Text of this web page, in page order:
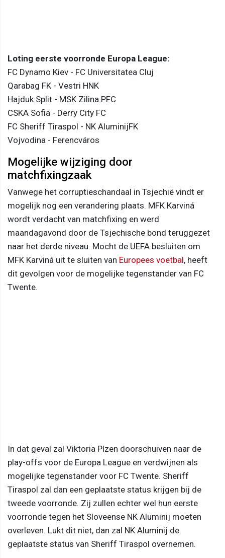
Loting eerste voorronde Europa League:
FC Dynamo Kiev - FC Universitatea Cluj
Qarabag FK - Vestri HNK
Hajduk Split - MSK Zilina PFC
CSKA Sofia - Derry City FC
FC Sheriff Tiraspol - NK AluminijFK
Vojvodina - Ferencváros
Mogelijke wijziging door
matchfixingzaak
Vanwege het corruptieschandaal in Tsjechië vindt er
mogelijk nog een verandering plaats. MFK Karviná
wordt verdacht van matchfixing en werd
maandagavond door de Tsjechische bond teruggezet
naar het derde niveau. Mocht de UEFA besluiten om
MFK Karviná uit te sluiten van Europees voetbal, heeft
dit gevolgen voor de mogelijke tegenstander van FC
Twente.
In dat geval zal Viktoria Plzen doorschuiven naar de
play-offs voor de Europa League en verdwijnen als
mogelijke tegenstander voor FC Twente. Sheriff
Tiraspol zal dan een geplaatste status krijgen bij de
tweede voorronde. Zij zullen echter wel hun eerste
voorronde tegen het Sloveense NK Aluminij moeten
overleven. Lukt dit niet, dan zal NK Aluminij de
geplaatste status van Sheriff Tiraspol overnemen.